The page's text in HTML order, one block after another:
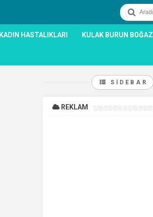
KADIN HASTALIKLARI KULAK BURUN BOĞAZ
SIDEBAR
REKLAM